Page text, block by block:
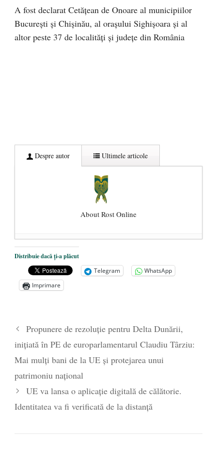
A fost declarat Cetățean de Onoare al municipiilor
București și Chișinău, al orașului Sighișoara și al
altor peste 37 de localități și județe din România
Despre autor Ultimele articole
About Rost Online
Dezvăluiri cutremurătoare despre
președintele Ucrainei, Volodymyr
Zelensky
- 13 mai 2026
Statul care servește Națiunea
poetului Octavian Goga, înlăturat din Iași
- 16 aprilie 2026
Distribuie dacă ți-a plăcut
Telegram
WhatsApp
Imprimare
Propunere de rezoluție pentru Delta Dunării,
inițiată în PE de europarlamentarul Claudiu Târziu:
Mai mulți bani de la UE și protejarea unui
patrimoniu național
UE va lansa o aplicație digitală de călătorie.
Identitatea va fi verificată de la distanță